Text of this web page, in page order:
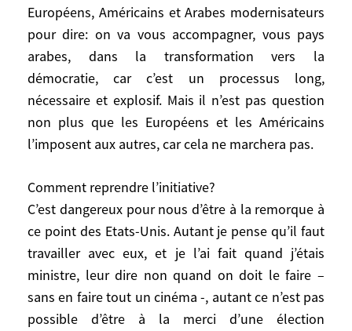
Européens, Américains et Arabes modernisateurs
pour dire: on va vous accompagner, vous pays
arabes, dans la transformation vers la
démocratie, car c’est un processus long,
nécessaire et explosif. Mais il n’est pas question
non plus que les Européens et les Américains
l’imposent aux autres, car cela ne marchera pas.
Comment reprendre l’initiative?
C’est dangereux pour nous d’être à la remorque à
ce point des Etats-Unis. Autant je pense qu’il faut
travailler avec eux, et je l’ai fait quand j’étais
ministre, leur dire non quand on doit le faire –
sans en faire tout un cinéma -, autant ce n’est pas
possible d’être à la merci d’une élection
pas être, contre l’idée que s’est appropriée
l’administration Bush, que la démocratie
est un bon objectif pour tout le monde, y
compris pour le monde Arabe. Ce qui est
dommage, c’est qu’il y ait le projet
américain, d’extraordinaires réticences
n’y a pas des Américains moraux et
inspirés, des Européens crispés dans un
statu quo et des Arabes immobilistes! Ce
n’est pas si simple. Démontrons le: nous
avons été trop passifs dans cette affaire.
Nous devons être plus audacieux.